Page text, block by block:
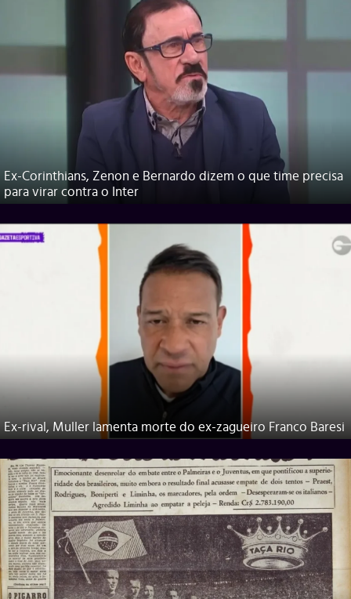
Ex-Corinthians, Zenon e Bernardo dizem o que time precisa
para virar contra o Inter
Ex-rival, Muller lamenta morte do ex-zagueiro Franco Baresi